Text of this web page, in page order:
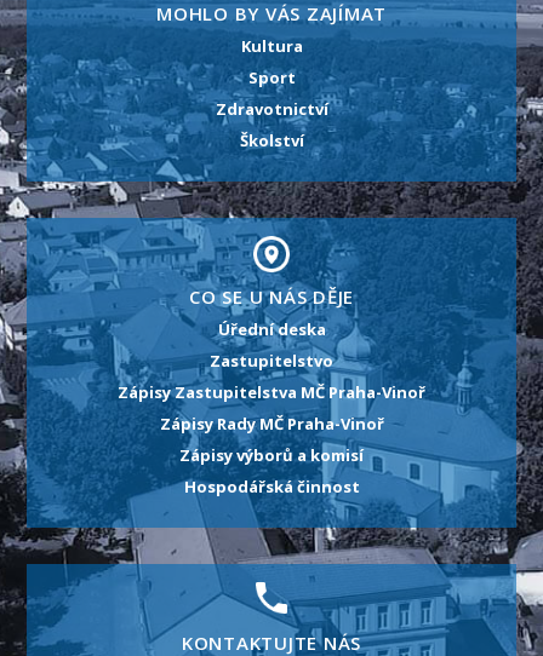
MOHLO BY VÁS ZAJÍMAT
Kultura
Sport
Zdravotnictví
Školství
CO SE U NÁS DĚJE
Úřední deska
Zastupitelstvo
Zápisy Zastupitelstva MČ Praha-Vinoř
Zápisy Rady MČ Praha-Vinoř
Zápisy výborů a komisí
Hospodářská činnost
KONTAKTUJTE NÁS